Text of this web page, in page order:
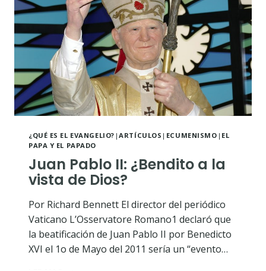
¿QUÉ ES EL EVANGELIO? |ARTÍCULOS | ECUMENISMO | EL
PAPA Y EL PAPADO
Juan Pablo II: ¿Bendito a la
vista de Dios?
Por Richard Bennett El director del periódico
Vaticano L’Osservatore Romano1 declaró que
la beatificación de Juan Pablo II por Benedicto
XVI el 1o de Mayo del 2011 sería un “evento…